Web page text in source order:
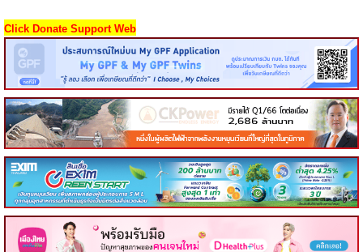
Click Donate Support Web